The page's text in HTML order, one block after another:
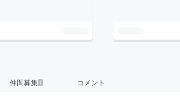
仲間募集 1 コメント